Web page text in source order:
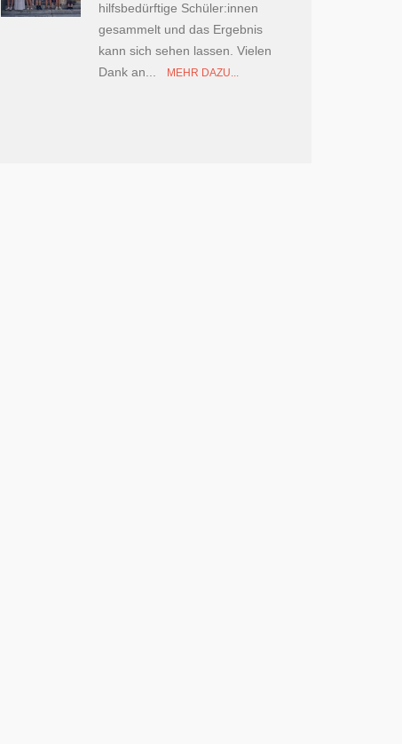
hilfsbedürftige Schüler:innen
gesammelt und das Ergebnis
kann sich sehen lassen. Vielen
Dank an...
MEHR DAZU...